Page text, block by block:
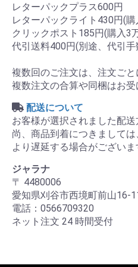
レターパックプラス600円
レターパックライト430円(
クリックポスト185円(購入3
代引送料400円(別途、代引
複数回のご注文は、注文ごと
複数注文の合算や同梱はお受
配送について
お客様が選択されました配送
尚、商品到着につきまして
より遅延する場合がございま
ジャラナ
〒 4480006
愛知県刈谷市西境町前山16-
電話：0566709320
ネット注文 24 時間受付